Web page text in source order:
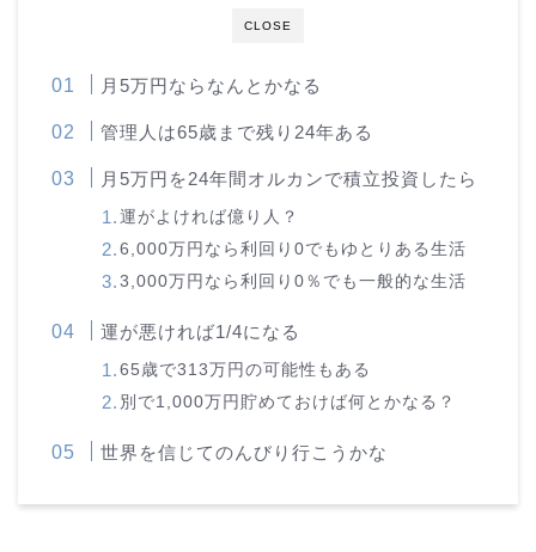
CLOSE
月5万円ならなんとかなる
管理人は65歳まで残り24年ある
月5万円を24年間オルカンで積立投資したら
運がよければ億り人？
6,000万円なら利回り0でもゆとりある生活
3,000万円なら利回り0％でも一般的な生活
運が悪ければ1/4になる
65歳で313万円の可能性もある
別で1,000万円貯めておけば何とかなる？
世界を信じてのんびり行こうかな